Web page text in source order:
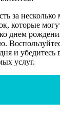
за несколько
которые
днем
и убедитесь
услуг.